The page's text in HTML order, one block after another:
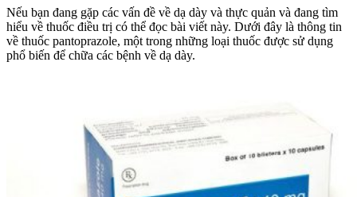
Nếu bạn đang gặp các vấn đề về dạ dày và thực quản và đang tìm
hiểu về thuốc điều trị có thể đọc bài viết này. Dưới đây là thông tin
về thuốc pantoprazole, một trong những loại thuốc được sử dụng
phổ biến để chữa các bệnh về dạ dày.